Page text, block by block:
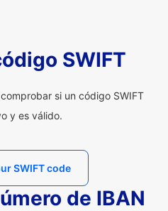
SWIFT
si un código SWIFT
y es válido.
SWIFT code
de IBAN